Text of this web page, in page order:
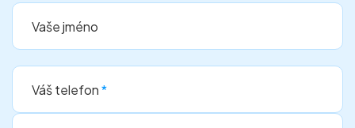
Vaše jméno
Váš telefon*